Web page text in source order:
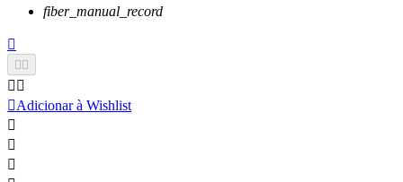
fiber_manual_record

 
 
Adicionar à Wishlist


